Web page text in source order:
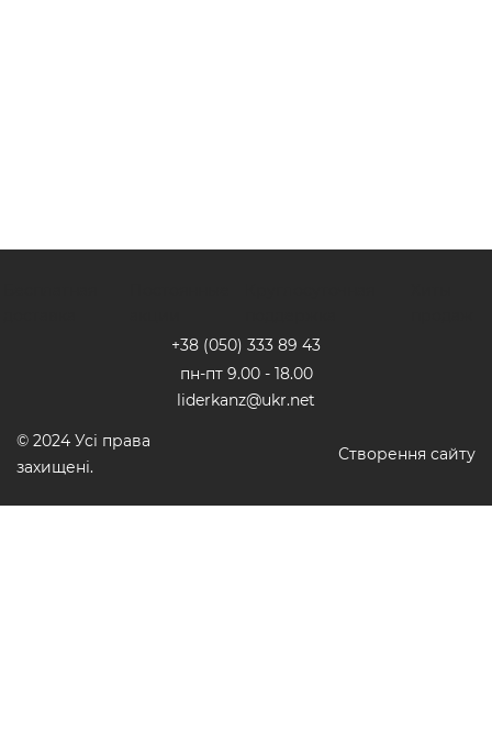
+38 (050) 333 89 43
пн-пт 9.00 - 18.00
liderkanz@ukr.net
© 2024 Усі права
захищені.
Створення сайту